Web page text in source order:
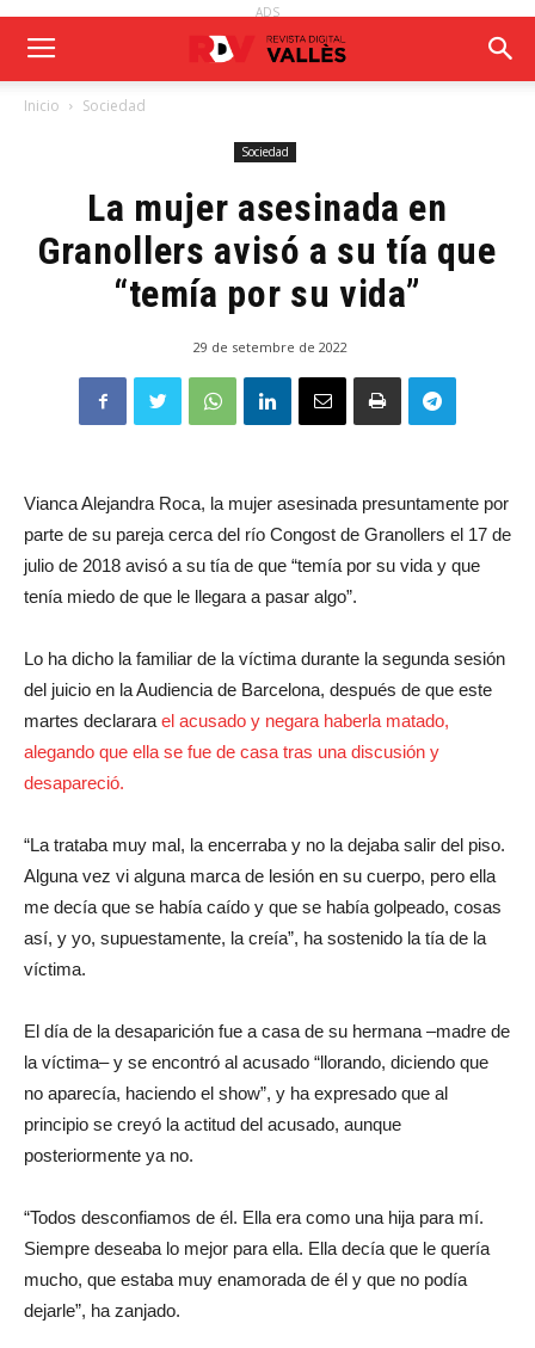
ADS
Inicio Sociedad
Sociedad
La mujer asesinada en
Granollers avisó a su tía que
“temía por su vida”
29 de setembre de 2022
Vianca Alejandra Roca, la mujer asesinada presuntamente por
parte de su pareja cerca del río Congost de Granollers el 17 de
julio de 2018 avisó a su tía de que “temía por su vida y que
tenía miedo de que le llegara a pasar algo”.
Lo ha dicho la familiar de la víctima durante la segunda sesión
del juicio en la Audiencia de Barcelona, después de que este
martes declarara el acusado y negara haberla matado,
alegando que ella se fue de casa tras una discusión y
desapareció.
“La trataba muy mal, la encerraba y no la dejaba salir del piso.
Alguna vez vi alguna marca de lesión en su cuerpo, pero ella
me decía que se había caído y que se había golpeado, cosas
así, y yo, supuestamente, la creía”, ha sostenido la tía de la
víctima.
El día de la desaparición fue a casa de su hermana –madre de
la víctima– y se encontró al acusado “llorando, diciendo que
no aparecía, haciendo el show”, y ha expresado que al
principio se creyó la actitud del acusado, aunque
posteriormente ya no.
“Todos desconfiamos de él. Ella era como una hija para mí.
Siempre deseaba lo mejor para ella. Ella decía que le quería
mucho, que estaba muy enamorada de él y que no podía
dejarle”, ha zanjado.